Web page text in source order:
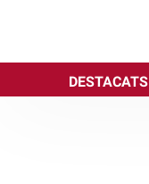
DESTACATS